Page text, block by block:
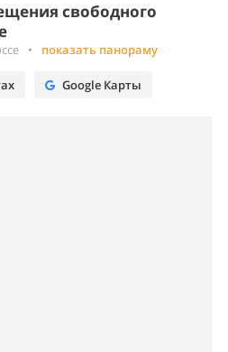
свободного
• показать панораму
Google Карты